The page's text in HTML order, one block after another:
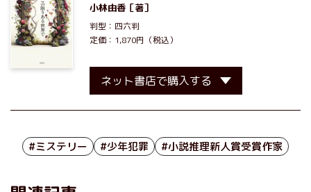
小林由香 ［著］
判型：四六判
定価：1,870円（税込）
ネット書店で購入する
#ミステリー #少年犯罪 #小説推理新人賞受賞作家